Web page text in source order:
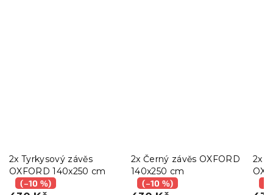
2x Tyrkysový závěs
OXFORD 140x250 cm
(–10 %)
2x Černý závěs OXFORD
140x250 cm
(–10 %)
2x